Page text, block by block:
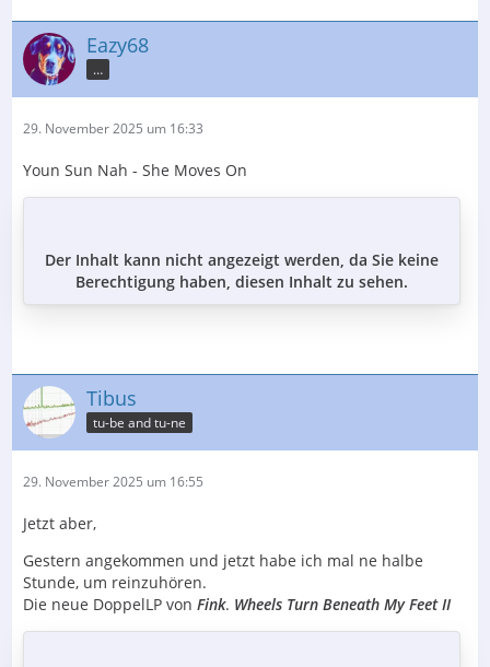
Eazy68
…
29. November 2025 um 16:33
Youn Sun Nah - She Moves On
Der Inhalt kann nicht angezeigt werden, da Sie keine
Berechtigung haben, diesen Inhalt zu sehen.
Tibus
tu-be and tu-ne
29. November 2025 um 16:55
Jetzt aber,
Gestern angekommen und jetzt habe ich mal ne halbe
Stunde, um reinzuhören.
Die neue DoppelLP von Fink. Wheels Turn Beneath My Feet II